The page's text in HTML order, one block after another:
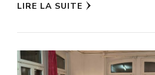
LIRE LA SUITE